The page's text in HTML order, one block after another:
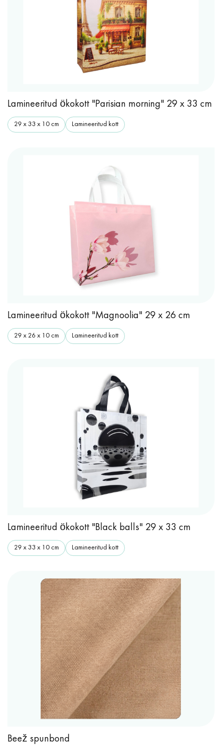
Lamineeritud ökokott "Parisian morning" 29 x 33 cm
29 x 33 x 10 cm Lamineeritud kott
Lamineeritud ökokott "Magnoolia" 29 x 26 cm
29 x 26 x 10 cm Lamineeritud kott
Lamineeritud ökokott "Black balls" 29 x 33 cm
29 x 33 x 10 cm Lamineeritud kott
Beež spunbond